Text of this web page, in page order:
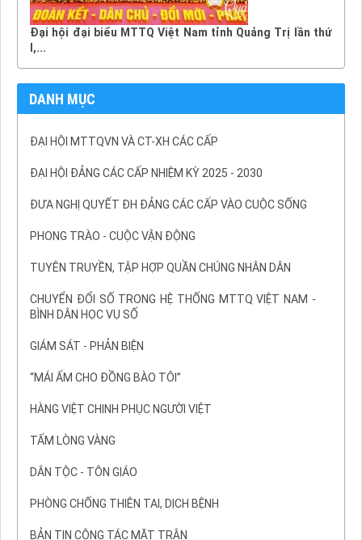
Đại hội đại biểu MTTQ Việt Nam tỉnh Quảng Trị lần thứ
I,...
DANH MỤC
ĐẠI HỘI MTTQVN VÀ CT-XH CÁC CẤP
ĐẠI HỘI ĐẢNG CÁC CẤP NHIỆM KỲ 2025 - 2030
ĐƯA NGHỊ QUYẾT ĐH ĐẢNG CÁC CẤP VÀO CUỘC SỐNG
PHONG TRÀO - CUỘC VẬN ĐỘNG
TUYÊN TRUYỀN, TẬP HỢP QUẦN CHÚNG NHÂN DÂN
CHUYỂN ĐỔI SỐ TRONG HỆ THỐNG MTTQ VIỆT NAM -
BÌNH DÂN HỌC VỤ SỐ
GIÁM SÁT - PHẢN BIỆN
“MÁI ẤM CHO ĐỒNG BÀO TÔI”
HÀNG VIỆT CHINH PHỤC NGƯỜI VIỆT
TẤM LÒNG VÀNG
DÂN TỘC - TÔN GIÁO
PHÒNG CHỐNG THIÊN TAI, DỊCH BỆNH
BẢN TIN CÔNG TÁC MẶT TRẬN